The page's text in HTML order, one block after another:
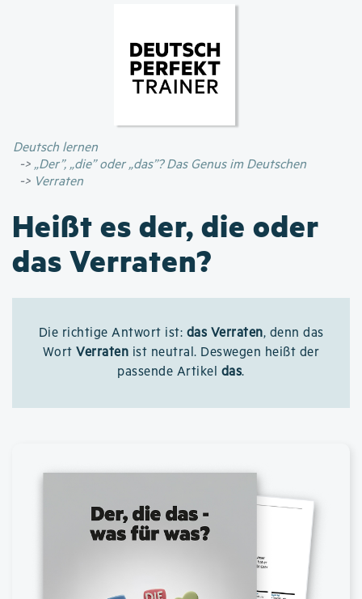
Inhalt
Deutsch lernen
„Der”, „die” oder „das”? Das Genus im Deutschen
Verraten
Heißt es der, die oder
das Verraten?
Die richtige Antwort ist: das Verraten, denn das
WortVerraten ist neutral. Deswegen heißt der
passende Artikel das.